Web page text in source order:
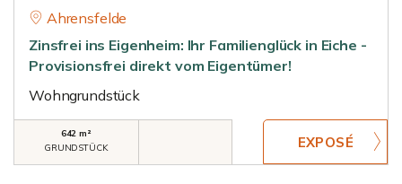
Ahrensfelde
Zinsfrei ins Eigenheim: Ihr Familienglück in Eiche -
Provisionsfrei direkt vom Eigentümer!
Wohngrundstück
642 m²
GRUNDSTÜCK